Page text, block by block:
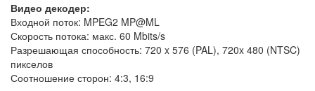
Видео декодер:
Входной поток: MPEG2 MP@ML
Скорость потока: макс. 60 Mbits/s
Разрешающая способность: 720 x 576 (PAL), 720x 480 (NTSC)
пикселов
Соотношение сторон: 4:3, 16:9